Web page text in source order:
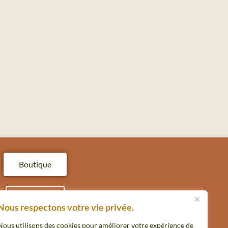
respectons votre vie privée.
utilisons des cookies pour améliorer votre expérience de
Boutique